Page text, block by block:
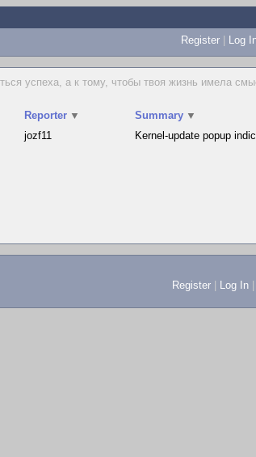
Register | Log
успеха, а к тому, чтобы твоя жизнь имела
Reporter ▼ Summary ▼
jozf11 Kernel-update popup
Register Log In